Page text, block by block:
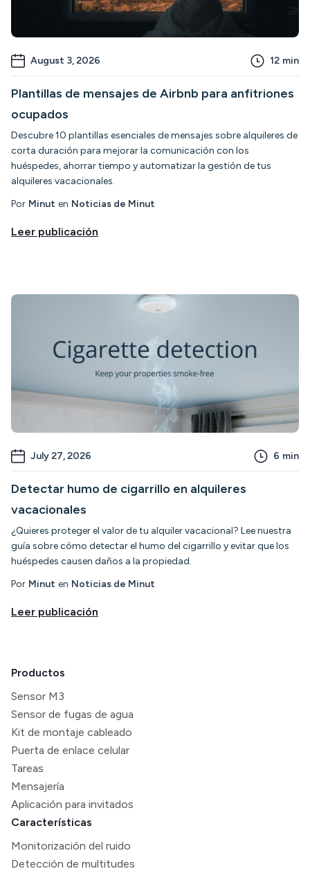
August 3, 2026 12 min
Plantillas de mensajes de Airbnb para anfitriones
ocupados
Descubre 10 plantillas esenciales de mensajes sobre alquileres de
corta duración para mejorar la comunicación con los
huéspedes, ahorrar tiempo y automatizar la gestión de tus
alquileres vacacionales.
Por Minut en Noticias de Minut
Leer publicación
July 27, 2026 6 min
Detectar humo de cigarrillo en alquileres
vacacionales
¿Quieres proteger el valor de tu alquiler vacacional? Lee nuestra
guía sobre cómo detectar el humo del cigarrillo y evitar que los
huéspedes causen daños a la propiedad.
Por Minut en Noticias de Minut
Leer publicación
Productos
Sensor M3
Sensor de fugas de agua
Kit de montaje cableado
Puerta de enlace celular
Tareas
Mensajería
Aplicación para invitados
Características
Monitorización del ruido
Detección de multitudes